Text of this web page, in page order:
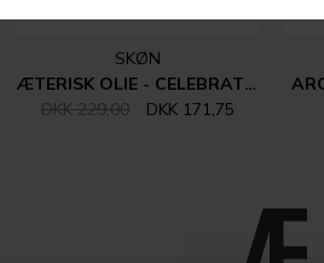
SKØN
ÆTERISK OLIE - CELEBRATION 10 ML
DKK 229,00
DKK 171,75